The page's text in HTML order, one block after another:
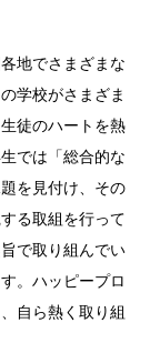
地でさまざまな
学校がさまざま
徒のハートを熱
では「総合的な
を見付け、その
る取組を行って
で取り組んでい
。ハッピープロ
自ら熱く取り組